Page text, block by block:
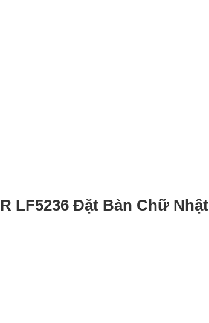
LF5236 Đặt Bàn Chữ Nhật